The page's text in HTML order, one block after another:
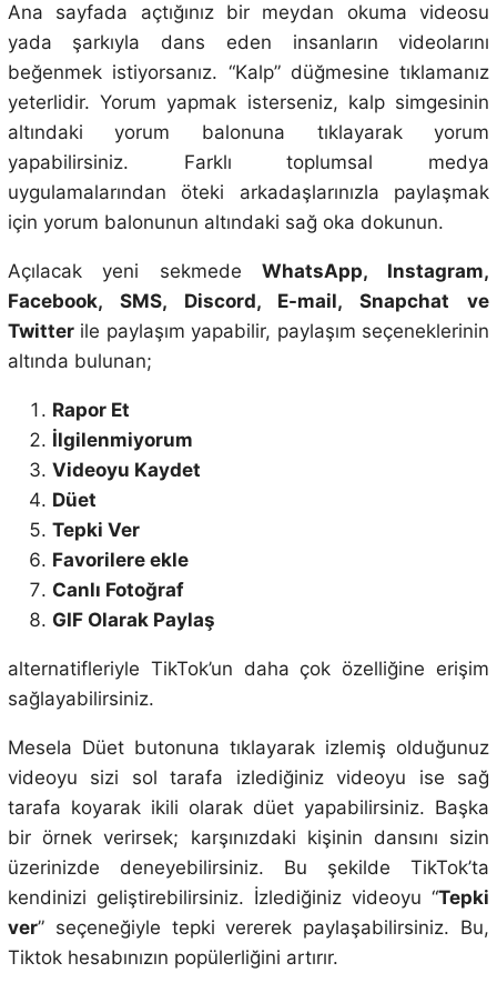
Ana sayfada açtığınız bir meydan okuma videosu
yada şarkıyla dans eden insanların videolarını
beğenmek istiyorsanız. “Kalp” düğmesine tıklamanız
yeterlidir. Yorum yapmak isterseniz, kalp simgesinin
altındaki yorum balonuna tıklayarak yorum
yapabilirsiniz. Farklı toplumsal medya
uygulamalarından öteki arkadaşlarınızla paylaşmak
için yorum balonunun altındaki sağ oka dokunun.
Açılacak yeni sekmede WhatsApp, Instagram,
Facebook, SMS, Discord, E-mail, Snapchat ve
Twitterile paylaşım yapabilir, paylaşım seçeneklerinin
altında bulunan;
Rapor Et
İlgilenmiyorum
Videoyu Kaydet
Düet
Tepki Ver
Favorilere ekle
Canlı Fotoğraf
GIF Olarak Paylaş
alternatifleriyle TikTok’un daha çok özelliğine erişim
sağlayabilirsiniz.
Mesela Düet butonuna tıklayarak izlemiş olduğunuz
videoyu sizi sol tarafa izlediğiniz videoyu ise sağ
tarafa koyarak ikili olarak düet yapabilirsiniz. Başka
bir örnek verirsek; karşınızdaki kişinin dansını sizin
üzerinizde deneyebilirsiniz. Bu şekilde TikTok’ta
kendinizi geliştirebilirsiniz. İzlediğiniz videoyu “Tepki
ver” seçeneğiyle tepki vererek paylaşabilirsiniz. Bu,
Tiktok hesabınızın popülerliğini artırır.